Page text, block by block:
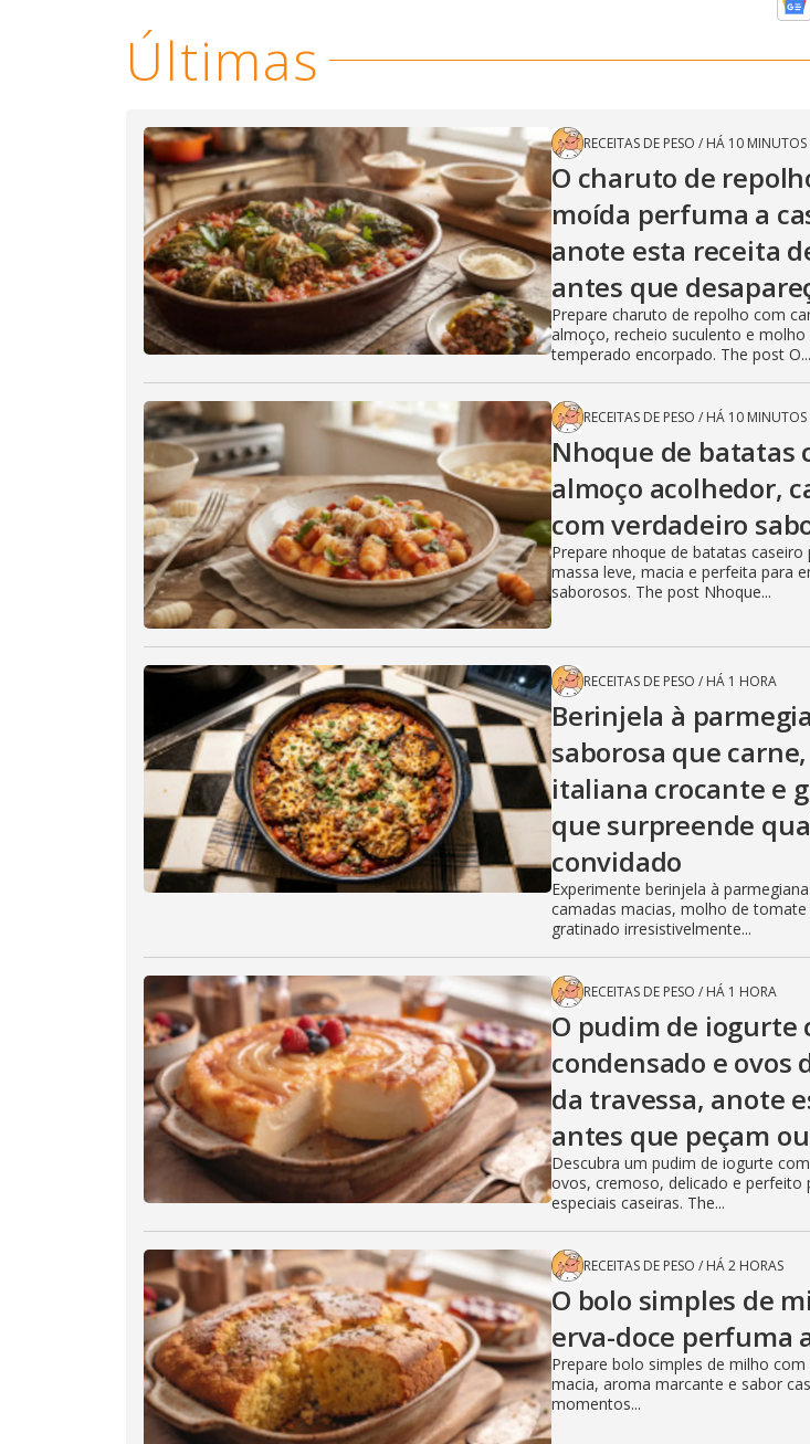
Últimas
RECEITAS DE PESO / HÁ 10 MINUTOS
O charuto de
moída perfuma a
anote esta receita
antes que
Prepare charuto de repolho com
almoço, recheio suculento e molho
temperado encorpado. The post O...
RECEITAS DE PESO / HÁ 10 MINUTOS
Nhoque de batatas
almoço acolhedor,
com verdadeiro
Prepare nhoque de batatas
massa leve, macia e perfeita para
saborosos. The post Nhoque...
RECEITAS DE PESO / HÁ 1 HORA
Berinjela à
saborosa que
italiana crocante e
que surpreende
convidado
Experimente berinjela à
camadas macias, molho de
gratinado irresistivelmente...
RECEITAS DE PESO / HÁ 1 HORA
O pudim de iogurte
condensado e ovos
da travessa, anote
antes que peçam
Descubra um pudim de iogurte
ovos, cremoso, delicado e perfeito
especiais caseiras. The...
RECEITAS DE PESO / HÁ 2 HORAS
O bolo simples de
erva-doce perfuma
Prepare bolo simples de milho
macia, aroma marcante e sabor
momentos...